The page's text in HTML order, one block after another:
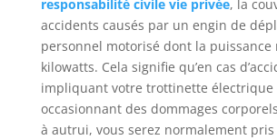
responsabilité civile vie privée, la
accidents causés par un engin de
personnel motorisé dont la puissance
kilowatts. Cela signifie qu’en cas
impliquant votre trottinette électrique
occasionnant des dommages
à autrui, vous serez normalement